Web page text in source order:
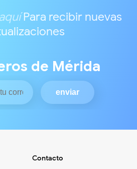
Para recibir nuevas
de Mérida
Contacto